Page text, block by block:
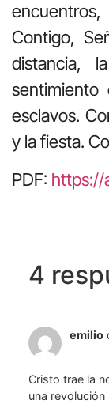
Contigo,
distancia,
sentimiento
esclavos.
y la fiesta.
PDF: https://
4
emilio
Cristo trae la
una